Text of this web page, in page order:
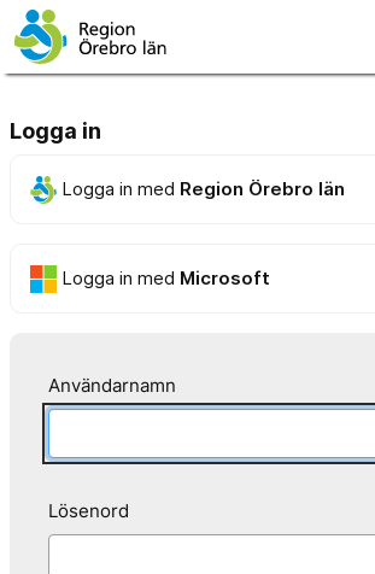
Logga in
Logga in med Region Örebro län
Logga in med Microsoft
Användarnamn
Lösenord